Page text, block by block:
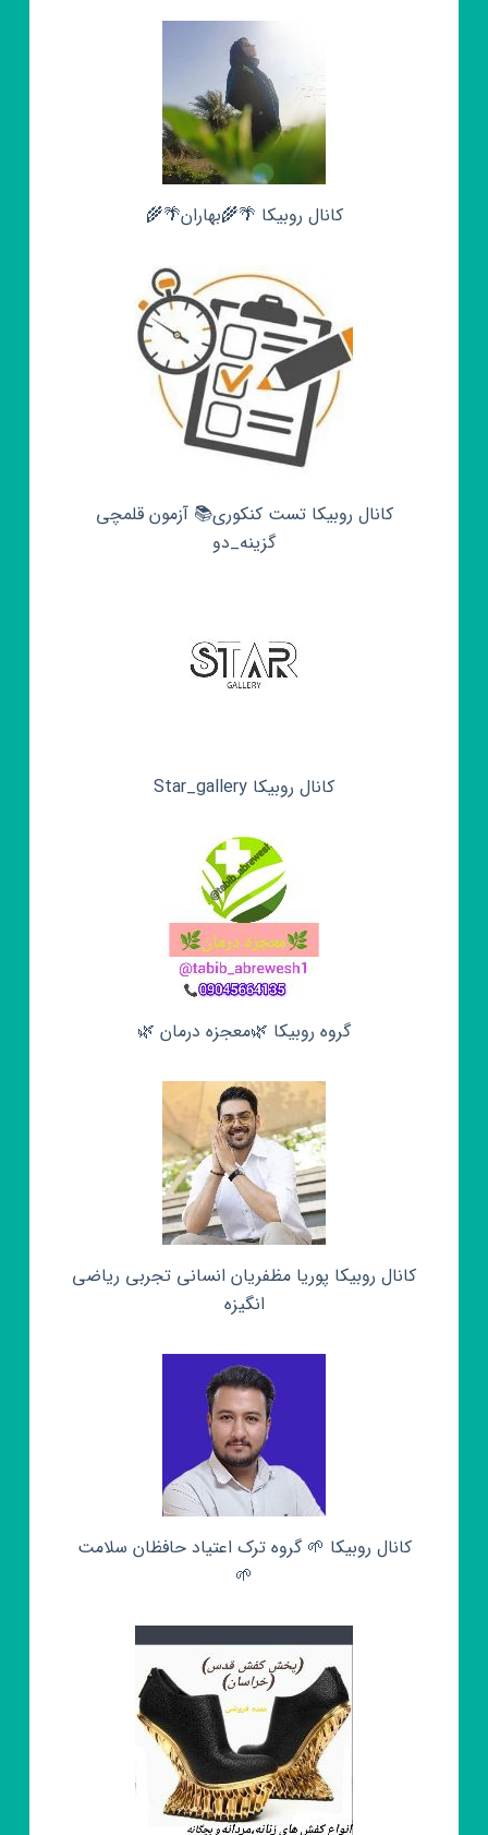
کانال روبیکا 🌴🌾بهاران🌴🌾
کانال روبیکا تست کنکوری📚 آزمون قلمچی‌‌
گزینه_دو
کانال روبیکا Star_gallery
گروه روبیکا 🌿معجزه درمان 🌿
کانال روبیکا پوریا مظفریان انسانی تجربی ریاضی
انگیزه
کانال روبیکا 🌱 گروه ترک اعتیاد حافظان سلامت
🌱